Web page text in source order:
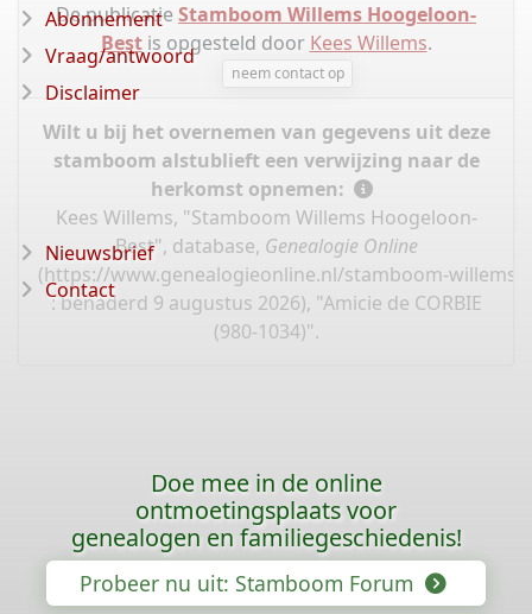
De publicatie Stamboom Willems Hoogeloon-
Bestis opgesteld door Kees Willems.
neem contact op
Wilt u bij het overnemen van gegevens uit deze
stamboom alstublieft een verwijzing naar de
herkomst opnemen:
Kees Willems, "Stamboom Willems Hoogeloon-
Best", database, Genealogie Online
(https://www.genealogieonline.nl/stamboom-willems-
: benaderd 9 augustus 2026), "Amicie de CORBIE
(980-1034)".
Abonnement
Vraag/antwoord
Disclaimer
Nieuwsbrief
Contact
Doe mee in de online
ontmoetingsplaats voor
genealogen en familiegeschiedenis!
Probeer nu uit: Stamboom Forum